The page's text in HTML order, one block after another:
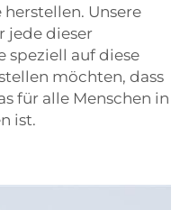
Unsere
jede dieser
speziell auf diese
möchten, dass
für alle Menschen in
ist.